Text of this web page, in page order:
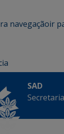
navegaçãoir
SAD